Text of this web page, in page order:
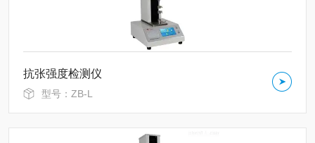
抗张强度检测仪
型号：ZB-L